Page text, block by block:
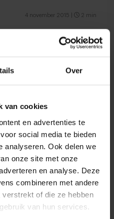
Over
van cookies
en advertenties te
social media te bieden
analyseren. Ook delen we
onze site met onze
en analyse. Deze
combineren met andere
of die ze hebben
van hun services.
4 november 2015 2 min